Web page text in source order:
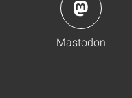
Mastodon